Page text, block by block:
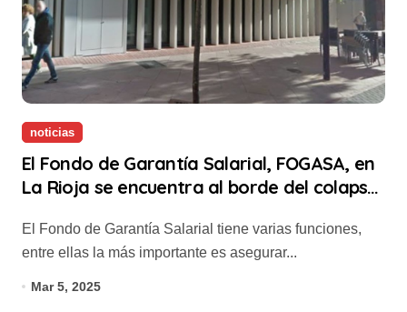
noticias
El Fondo de Garantía Salarial, FOGASA, en
La Rioja se encuentra al borde del colapso
El Fondo de Garantía Salarial tiene varias funciones,
entre ellas la más importante es asegurar...
Mar 5, 2025